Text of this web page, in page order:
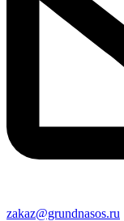
zakaz@grundnasos.ru